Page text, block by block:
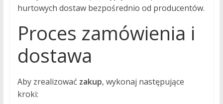
hurtowych dostaw bezpośrednio od producentów.
Proces zamówienia i
dostawa
Aby zrealizować zakup, wykonaj następujące
kroki: